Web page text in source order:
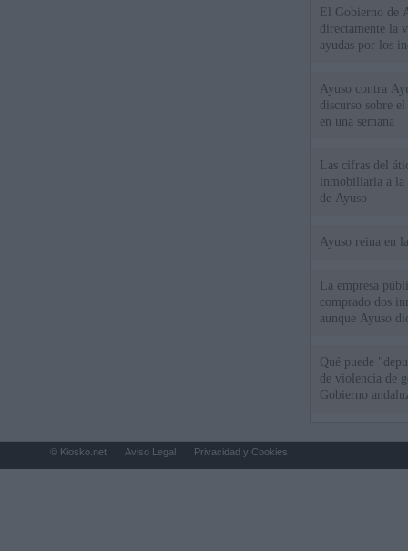
El Gobierno de
directamente la
ayudas por los
Ayuso contra
discurso sobre
en una semana
Las cifras del
inmobiliaria a la
de Ayuso
Ayuso reina en
La empresa
comprado dos
aunque Ayuso
Qué puede
de violencia de
Gobierno
© Kiosko.net Aviso Legal Privacidad y Cookies